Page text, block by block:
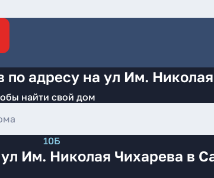
по адресу на ул Им.
найти свой дом
10Б
Им. Николая Чихарева в